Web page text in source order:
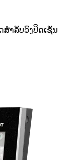
າລັບວົງປິດເຊັ່ນ